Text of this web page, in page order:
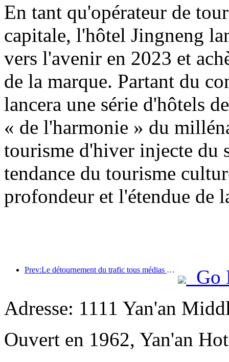
En tant qu'opérateur de
capitale, l'hôtel Jingneng
vers l'avenir en 2023 et
de la marque. Partant du
lancera une série d'hôtels
« de l'harmonie » du
tourisme d'hiver injecte du
tendance du tourisme
profondeur et l'étendue de
Prev:Le détournement du trafic tous médias aide les anciens magasins à rajeunir et crée un nouveau modèle de « montée en puissance zéro »
Go
Adresse: 1111 Yan'an
Ouvert en 1962, Yan'an